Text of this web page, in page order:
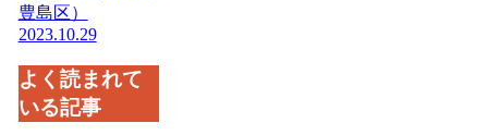
豊島区）
2023.10.29
よく読まれて
いる記事